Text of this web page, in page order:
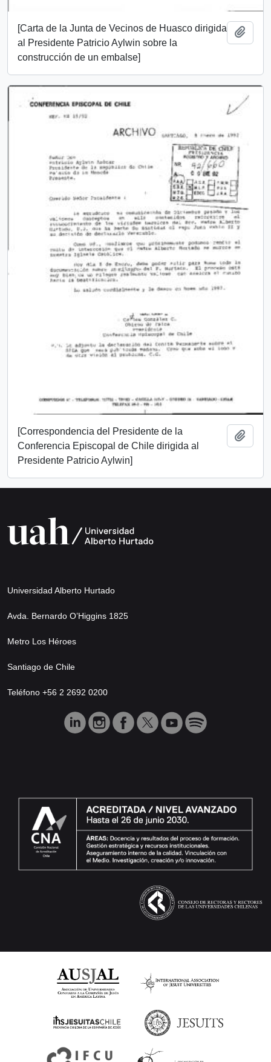
[Carta de la Junta de Vecinos de Huasco dirigida
al Presidente Patricio Aylwin sobre la
construcción de un embalse]
[Correspondencia del Presidente de la
Conferencia Episcopal de Chile dirigida al
Presidente Patricio Aylwin]
Universidad Alberto Hurtado
Avda. Bernardo O’Higgins 1825
Metro Los Héroes
Santiago de Chile
Teléfono +56 2 2692 0200